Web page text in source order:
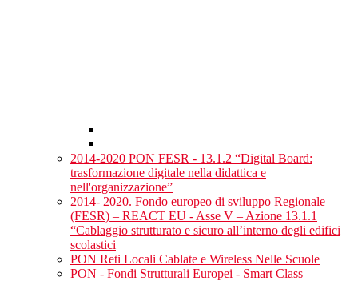
2014-2020 PON FESR - 13.1.2 “Digital Board:
trasformazione digitale nella didattica e
nell'organizzazione”
2014- 2020. Fondo europeo di sviluppo Regionale
(FESR) – REACT EU - Asse V – Azione 13.1.1
“Cablaggio strutturato e sicuro all’interno degli edifici
scolastici
PON Reti Locali Cablate e Wireless Nelle Scuole
PON - Fondi Strutturali Europei - Smart Class